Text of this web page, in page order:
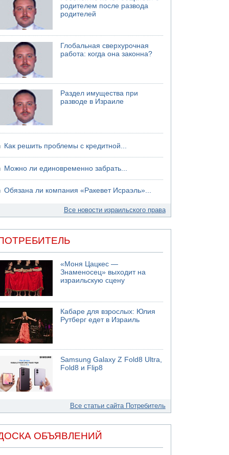
ножевые ранения в результате нападения на
улице Левински в Тель-Авиве
родителем после развода
родителей
Глобальная сверхурочная
работа: когда она законна?
Раздел имущества при
разводе в Израиле
Как решить проблемы с кредитной...
Можно ли единовременно забрать...
Обязана ли компания «Ракевет Исраэль»...
Все новости израильского права
«Моня Цацкес —
Знаменосец» выходит на
израильскую сцену
Кабаре для взрослых: Юлия
Рутберг едет в Израиль
Samsung Galaxy Z Fold8 Ultra,
Fold8 и Flip8
Все статьи сайта Потребитель
ОБЪЯВЛЕНИЙ